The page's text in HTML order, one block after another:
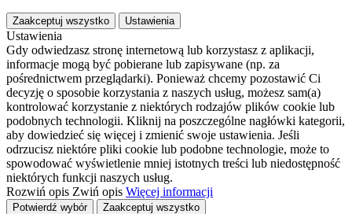
Zaakceptuj wszystko Ustawienia
Ustawienia
Gdy odwiedzasz stronę internetową lub korzystasz z aplikacji,
informacje mogą być pobierane lub zapisywane (np. za
pośrednictwem przeglądarki). Ponieważ chcemy pozostawić Ci
decyzję o sposobie korzystania z naszych usług, możesz sam(a)
kontrolować korzystanie z niektórych rodzajów plików cookie lub
podobnych technologii. Kliknij na poszczególne nagłówki kategorii,
aby dowiedzieć się więcej i zmienić swoje ustawienia. Jeśli
odrzucisz niektóre pliki cookie lub podobne technologie, może to
spowodować wyświetlenie mniej istotnych treści lub niedostępność
niektórych funkcji naszych usług.
Rozwiń opis Zwiń opis Więcej informacji
Potwierdź wybór
Zaakceptuj wszystko